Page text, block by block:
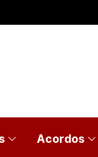
Acordos